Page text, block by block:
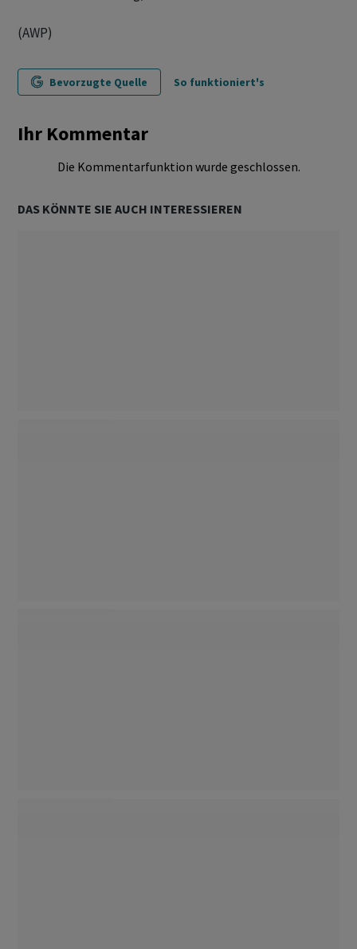
(AWP)
Bevorzugte Quelle So funktioniert's
Ihr Kommentar
Die Kommentarfunktion wurde geschlossen.
DAS KÖNNTE SIE AUCH INTERESSIEREN